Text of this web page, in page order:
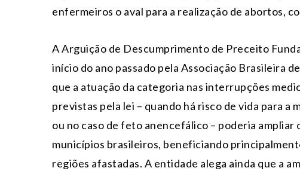
enfermeiros o aval para a realização de abortos,
A Arguição de Descumprimento de Preceito
início do ano passado pela Associação Brasileira
que a atuação da categoria nas interrupções
previstas pela lei – quando há risco de vida para
ou no caso de feto anencefálico – poderia ampliar
municípios brasileiros, beneficiando
regiões afastadas. A entidade alega ainda que a